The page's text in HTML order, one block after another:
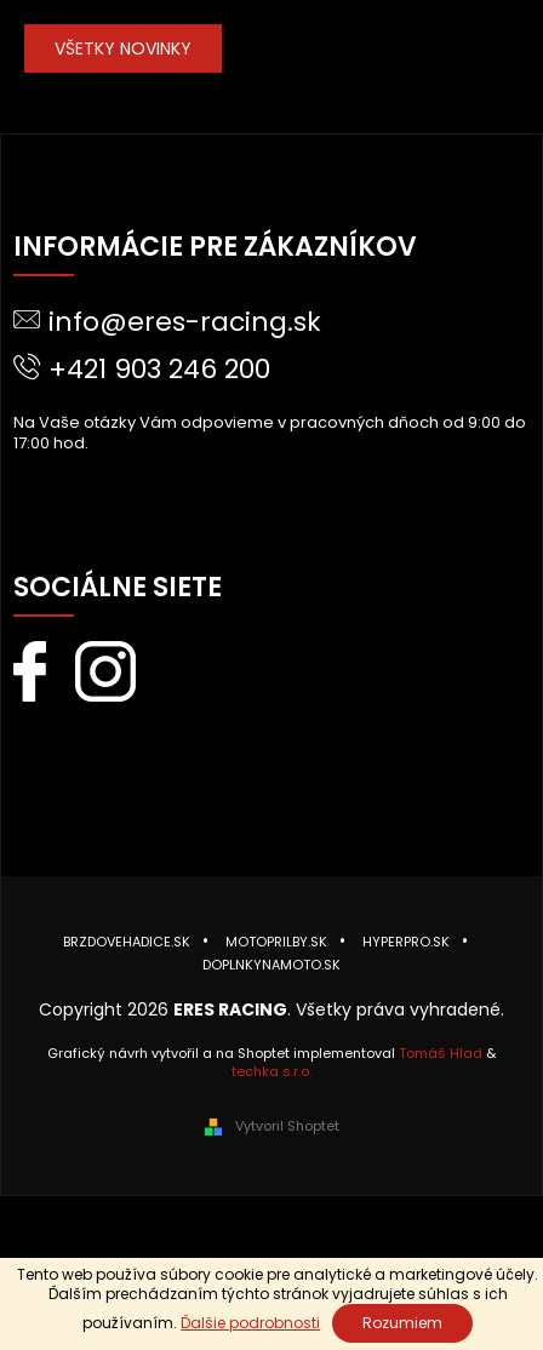
Tento web používa súbory cookie pre analytické a marketingové účely.
Ďalším prechádzaním týchto stránok vyjadrujete súhlas s ich
používaním.Ďalšie podrobnosti Rozumiem
VŠETKY NOVINKY
Á
P
T
INFORMÁCIE PRE ZÁKAZNÍKOV
info@eres-racing.sk
+421 903 246 200
Na Vaše otázky Vám odpovieme v pracovných dňoch od 9:00 do
17:00 hod.
SOCIÁLNE SIETE
BRZDOVEHADICE.SK MOTOPRILBY.SK
HYPERPRO.SK
DOPLNKYNAMOTO.SK
Copyright 2026 ERES RACING. Všetky práva vyhradené.
Grafický návrh vytvořil a na Shoptet implementoval Tomáš Hlad &
techka s.r.o.
Vytvoril Shoptet